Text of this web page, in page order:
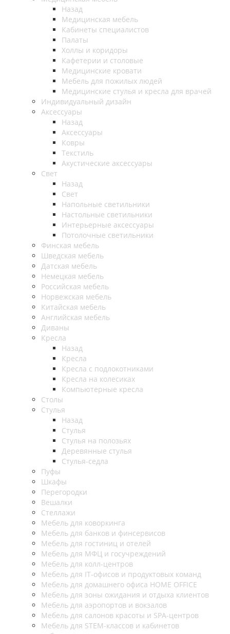
Назад
Медицинская мебель
Кабинеты специалистов
Палаты
Холлы и коридоры
Кафетерии и столовые
Медицинские кровати
Мебель для пожилых людей
Медицинские стулья и кресла для врачей
Индивидуальный дизайн
Аксессуары
Назад
Аксессуары
Ковры
Текстиль
Акустические аксессуары
Свет
Назад
Свет
Напольные светильники
Настольные светильники
Интерьерные аксессуары
Потолочные светильники
Финская мебель
Шведская мебель
Датская мебель
Немецкая мебель
Российская мебель
Норвежская мебель
Китайская мебель
Английская мебель
Диваны
Кресла
Назад
Кресла
Кресла с подлокотниками
Кресла на колесиках
Компьютерные кресла
Столы
Стулья
Назад
Стулья
Стулья на полозьях
Деревянные стулья
Стулья-седла
Пуфы
Шкафы
Перегородки
Вешалки
Стеллажи
Мебель для коворкинга
Мебель для банков и финсервисов
Мебель для гостиниц и отелей
Мебель для МФЦ и госучреждений
Мебель для колл-центров
Мебель для IT-офисов и продуктовых команд
Мебель для домашнего офиса HOME OFFICE
Мебель для зоны ожидания и отдыха клиентов
Мебель для аэропортов и вокзалов
Мебель для салонов красоты и SPA-центров
Мебель для STEM-классов и кабинетов